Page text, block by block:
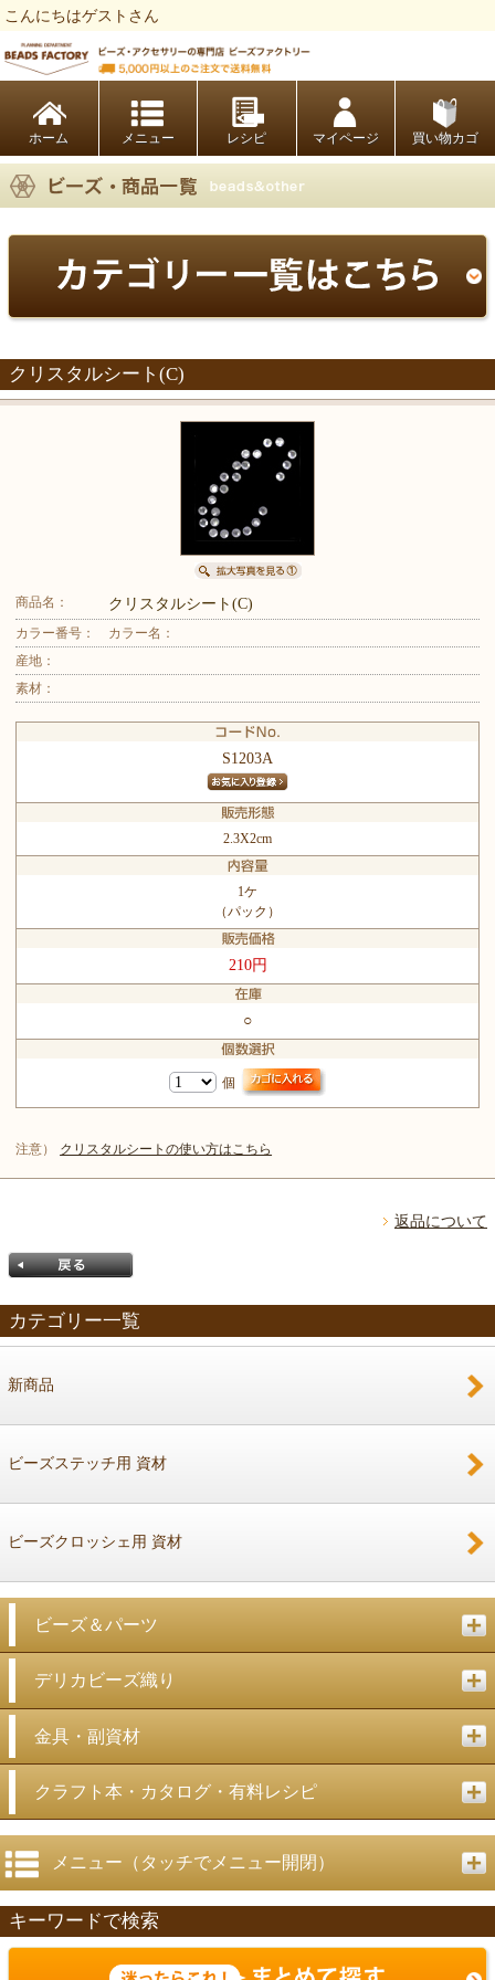
こんにちはゲストさん
ホーム レシピ マイページ 買い物カゴ
クリスタルシート(C)
商品名： クリスタルシート(C)
カラー番号：
カラー名：
産地：
素材：
S1203A
2.3X2cm
1ケ
（パック）
210円
○
個
注意） クリスタルシートの使い方はこちら
返品について
カテゴリー一覧
新商品
ビーズステッチ用 資材
ビーズクロッシェ用 資材
ビーズ＆パーツ
デリカビーズ織り
金具・副資材
クラフト本・カタログ・有料レシピ
メニュー（タッチでメニュー開閉）
キーワードで検索